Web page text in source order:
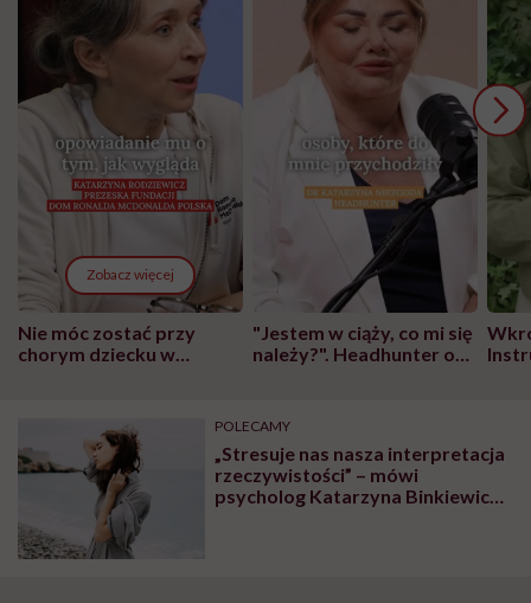
Zobacz więcej
Nie móc zostać przy
chorym dziecku w
głupota i brak
wyobraźni"
"Jestem w ciąży, co mi się
należy?". Headhunter o
pracy
POLECAMY
„Stresuje nas nasza interpretacja
rzeczywistości” – mówi
psycholog Katarzyna Binkiewicz.